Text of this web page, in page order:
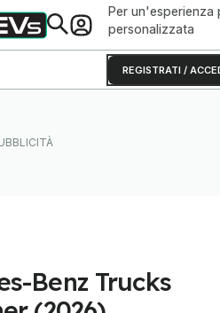
Per un'esperienza
personalizzata
REGISTRATI /
Benz Trucks